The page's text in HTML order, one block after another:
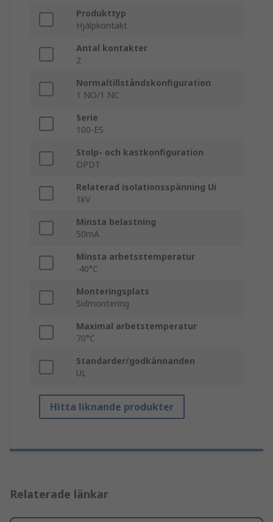
Produkttyp
Hjälpkontakt
Antal kontakter
2
Normaltillståndskonfiguration
1 NO/1 NC
Serie
100-ES
Stolp- och kastkonfiguration
DPDT
Relaterad isolationsspänning Ui
1kV
Minsta belastning
50mA
Minsta arbetsstemperatur
-40°C
Monteringsplats
Sidmontering
Maximal arbetstemperatur
70°C
Standarder/godkännanden
UL
Hitta liknande produkter
Relaterade länkar